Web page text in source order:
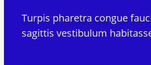
Turpis pharetra congue
sagittis vestibulum